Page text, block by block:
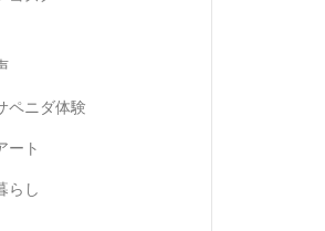
ペニダ体験
ート
らし